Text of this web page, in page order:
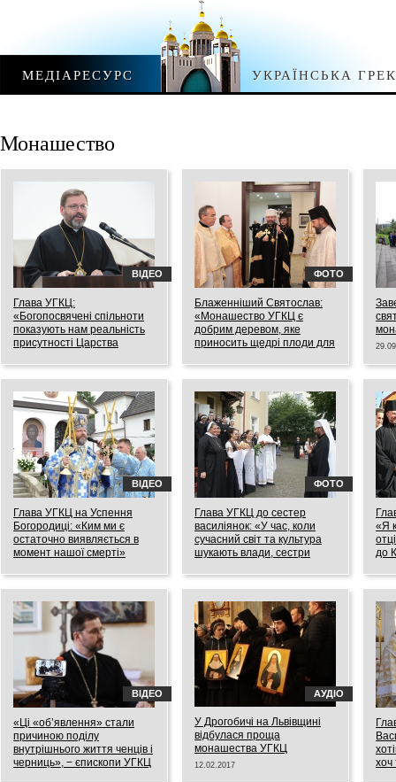
МЕДІАРЕСУРС УКРАЇНСЬКА
Монашество
Глава УГКЦ:
«Богопосвячені спільноти
показують нам реальність
присутності Царства
людському»
ВІДЕО
Блаженніший Святослав:
«Монашество УГКЦ є
добрим деревом, яке
приносить щедрі плоди для
ближньому»
ФОТО
Глава УГКЦ на Успення
Богородиці: «Ким ми є
остаточно виявляється в
момент нашої смерті»
ВІДЕО
Глава УГКЦ до сестер
василіянок: «У час, коли
сучасний світ та культура
шукають влади, сестри
послуху»
ФОТО
«Я
до
«Ці «об’явлення» стали
причиною поділу
внутрішнього життя ченців і
черниць», − єпископи УГКЦ
ВІДЕО
У Дрогобичі на Львівщині
відбулася проща
монашества УГКЦ
12.02.2017
АУДІО
хоч